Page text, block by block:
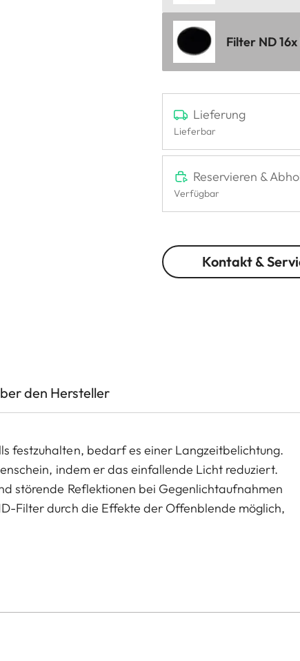
Filter ND
Lieferung
Lieferbar
Reservieren &
Verfügbar
Kontakt &
den Hersteller
festzuhalten, bedarf es einer Langzeitbelichtung.
indem er das einfallende Licht reduziert.
störende Reflektionen bei Gegenlichtaufnahmen
Filter durch die Effekte der Offenblende möglich,